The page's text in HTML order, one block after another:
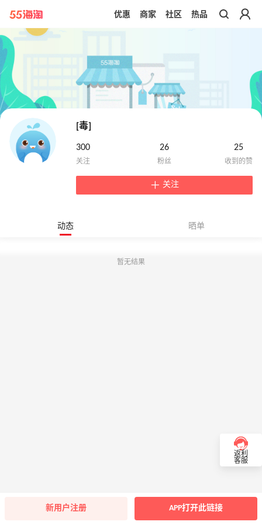
带你去官网买正品
优惠 商家 社区 热品
[毒]
300 26 25
关注
动态 晒单
暂无结果
返利
客服
新用户注册 APP打开此链接